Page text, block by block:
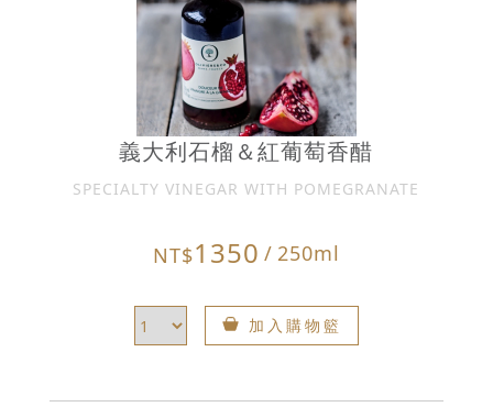
義大利石榴＆紅葡萄香醋
SPECIALTY VINEGAR WITH POMEGRANATE
NT$1350 / 250ml
加入購物籃